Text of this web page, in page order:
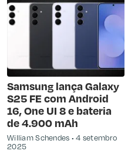
Samsung lança Galaxy
S25 FE com Android
16, One UI 8 e bateria
de 4.900 mAh
William Schendes
4 setembro
2025